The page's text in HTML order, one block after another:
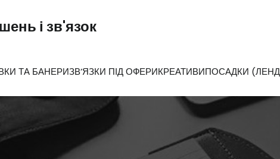
і зв'язок
ТА БАНЕРИЗВ’ЯЗКИ ПІД ОФЕРИКРЕАТИВИПОСАДКИ